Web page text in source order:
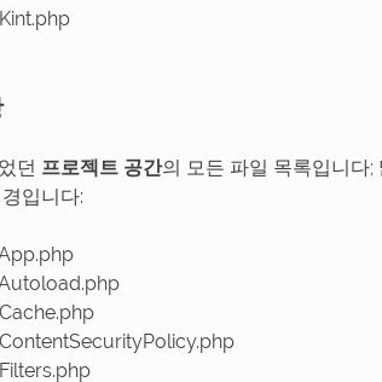
던 프로젝트 공간의 모든 파일 목록입니다
입니다: